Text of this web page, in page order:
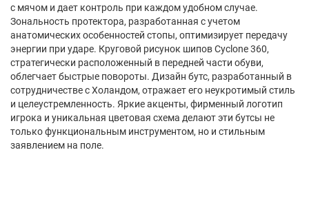
с мячом и дает контроль при каждом удобном случае.
Зональность протектора, разработанная с учетом
анатомических особенностей стопы, оптимизирует передачу
энергии при ударе. Круговой рисунок шипов Cyclone 360,
стратегически расположенный в передней части обуви,
облегчает быстрые повороты. Дизайн бутс, разработанный в
сотрудничестве с Холандом, отражает его неукротимый стиль
и целеустремленность. Яркие акценты, фирменный логотип
игрока и уникальная цветовая схема делают эти бутсы не
только функциональным инструментом, но и стильным
заявлением на поле.